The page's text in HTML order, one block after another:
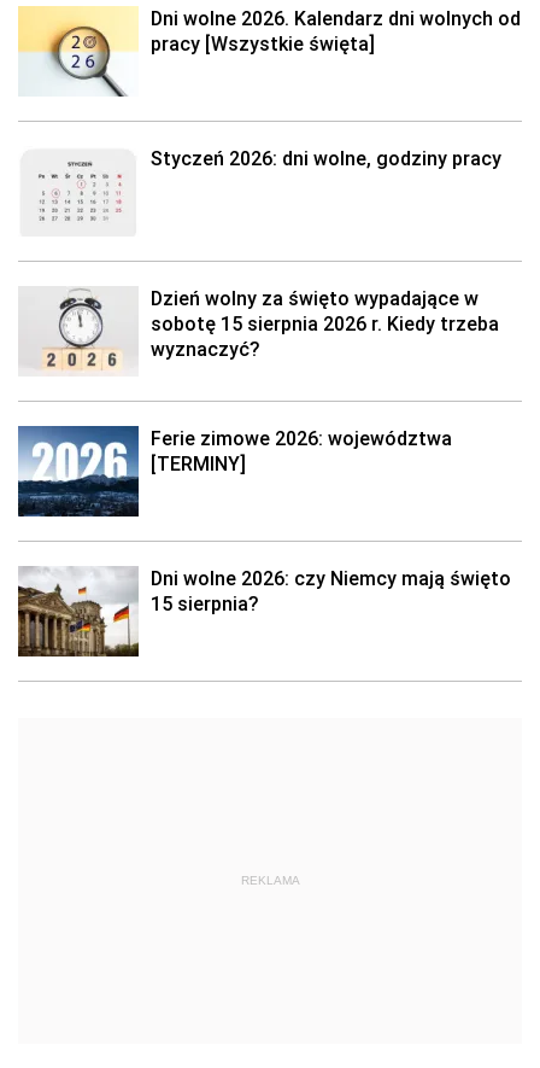
Dni wolne 2026. Kalendarz dni wolnych od
pracy [Wszystkie święta]
Styczeń 2026: dni wolne, godziny pracy
Dzień wolny za święto wypadające w
sobotę 15 sierpnia 2026 r. Kiedy trzeba
wyznaczyć?
Ferie zimowe 2026: województwa
[TERMINY]
Dni wolne 2026: czy Niemcy mają święto
15 sierpnia?
REKLAMA